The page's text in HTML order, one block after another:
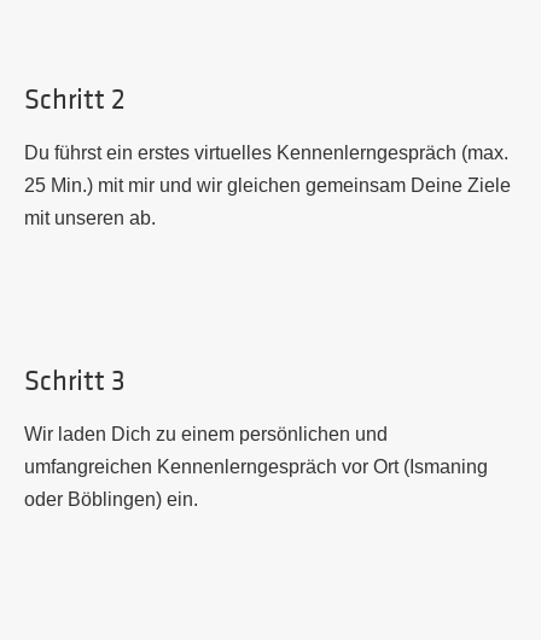
Schritt 2
Du führst ein erstes virtuelles Kennenlerngespräch (max.
25 Min.) mit mir und wir gleichen gemeinsam Deine Ziele
mit unseren ab.
Schritt 3
Wir laden Dich zu einem persönlichen und
umfangreichen Kennenlerngespräch vor Ort (Ismaning
oder Böblingen) ein.